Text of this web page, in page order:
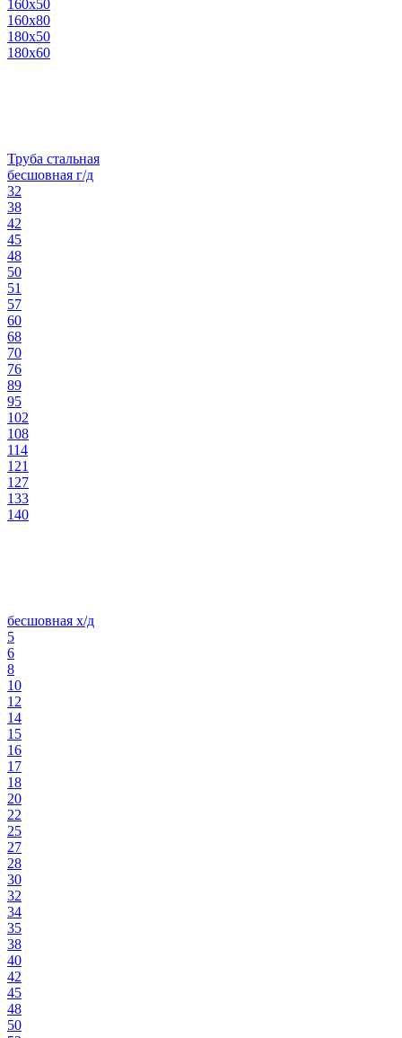
160х50
160х80
180х50
180х60
Труба стальная
бесшовная г/д
32
38
42
45
48
50
51
57
60
68
70
76
89
95
102
108
114
121
127
133
140
бесшовная х/д
5
6
8
10
12
14
15
16
17
18
20
22
25
27
28
30
32
34
35
38
40
42
45
48
50